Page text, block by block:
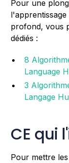
Pour une
profond, vous
dédiés :
8
Language
3
Langage
CE qui
Pour mettre